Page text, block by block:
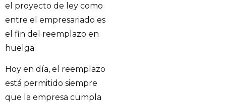
el proyecto de ley como
entre el empresariado es
el fin del reemplazo en
huelga.
Hoy en día, el reemplazo
está permitido siempre
que la empresa cumpla